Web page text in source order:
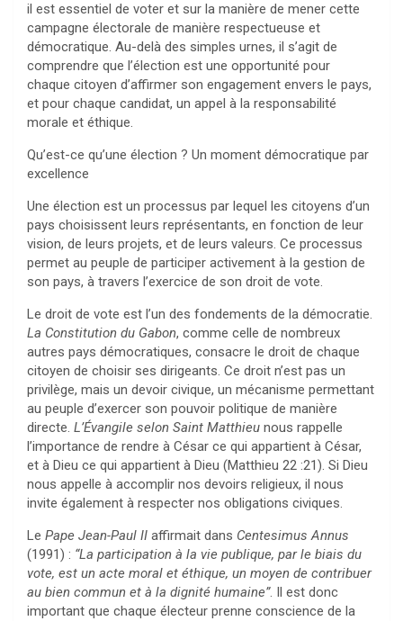
il est essentiel de voter et sur la manière de mener cette
campagne électorale de manière respectueuse et
démocratique. Au-delà des simples urnes, il s’agit de
comprendre que l’élection est une opportunité pour
chaque citoyen d’affirmer son engagement envers le pays,
et pour chaque candidat, un appel à la responsabilité
morale et éthique.
Qu’est-ce qu’une élection ? Un moment démocratique par
excellence
Une élection est un processus par lequel les citoyens d’un
pays choisissent leurs représentants, en fonction de leur
vision, de leurs projets, et de leurs valeurs. Ce processus
permet au peuple de participer activement à la gestion de
son pays, à travers l’exercice de son droit de vote.
Le droit de vote est l’un des fondements de la démocratie.
La Constitution du Gabon, comme celle de nombreux
autres pays démocratiques, consacre le droit de chaque
citoyen de choisir ses dirigeants. Ce droit n’est pas un
privilège, mais un devoir civique, un mécanisme permettant
au peuple d’exercer son pouvoir politique de manière
directe. L’Évangile selon Saint Matthieu nous rappelle
l’importance de rendre à César ce qui appartient à César,
et à Dieu ce qui appartient à Dieu (Matthieu 22 :21). Si Dieu
nous appelle à accomplir nos devoirs religieux, il nous
invite également à respecter nos obligations civiques.
Le Pape Jean-Paul II affirmait dans Centesimus Annus
(1991) : “La participation à la vie publique, par le biais du
vote, est un acte moral et éthique, un moyen de contribuer
au bien commun et à la dignité humaine”. Il est donc
important que chaque électeur prenne conscience de la